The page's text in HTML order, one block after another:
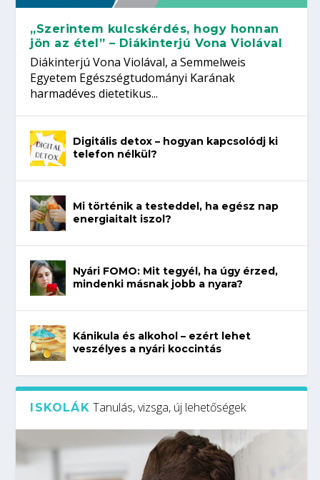
„Szerintem kulcskérdés, hogy honnan
jön az étel” – Diákinterjú Vona Violával
Diákinterjú Vona Violával, a Semmelweis
Egyetem Egészségtudományi Karának
harmadéves dietetikus...
Digitális detox – hogyan kapcsolódj ki
telefon nélkül?
Mi történik a testeddel, ha egész nap
energiaitalt iszol?
Nyári FOMO: Mit tegyél, ha úgy érzed,
mindenki másnak jobb a nyara?
Kánikula és alkohol – ezért lehet
veszélyes a nyári koccintás
ISKOLÁK Tanulás, vizsga, új lehetőségek